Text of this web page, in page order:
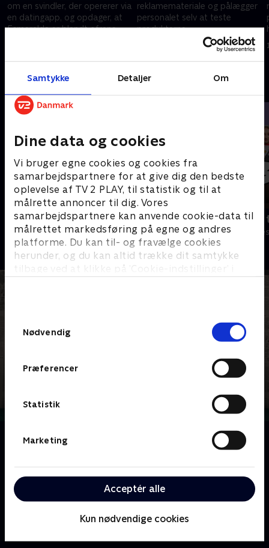
Samtykke Detaljer Om
Dine data og cookies
Vi bruger egne cookies og cookies fra
samarbejdspartnere for at give dig den bedste
oplevelse af TV 2 PLAY, til statistik og til at
målrette annoncer til dig. Vores
samarbejdspartnere kan anvende cookie-data til
målrettet markedsføring på egne og andres
platforme. Du kan til- og fravælge cookies
herunder, og du kan altid trække dit samtykke
tilbage ved at klikke på ’Cookie-indstillinger’ i
Nødvendig
Præferencer
Statistik
Marketing
Acceptér alle
Kun nødvendige cookies
om en svindler, der opererer via
en datingapp, og opdager, at
Esmeralda er blandt ofrene.
reklamemateriale og pålægger
personalet selv at teste
produkterne.
5. december 2025 • 29 min
Andre så også
Robssons (dansk tale)
Komedie • 1 sæsoner
Bert (dansk
Komedie • 1
Om The Paper
Dokumentarholdet fra 'The Office' følger nu en
journalister kæmper for at genoplive lokalnyhederne.
En mockumentary om passionerede drømmere og
ressourcer og uddannelse.